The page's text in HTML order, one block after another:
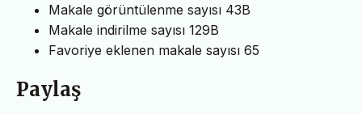
Makale görüntülenme sayısı 43B
Makale indirilme sayısı 129B
Favoriye eklenen makale sayısı 65
Paylaş